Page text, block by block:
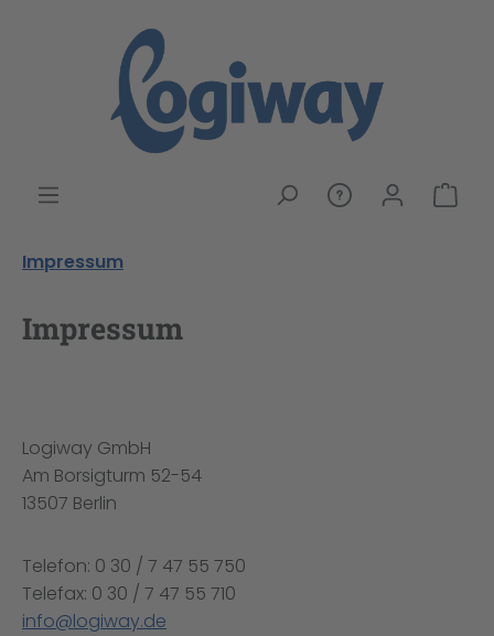
Impressum
Impressum
Logiway GmbH
Am Borsigturm 52-54
13507 Berlin
Telefon: 0 30 / 7 47 55 750
Telefax: 0 30 / 7 47 55 710
info@logiway.de